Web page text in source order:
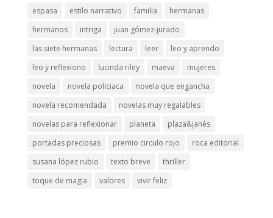
espasa
estilo narrativo familia
hermanas
hermanos
intriga
juan gómez-jurado
las siete hermanas
lectura leer
leo y aprendo
leo y reflexiono
lucinda riley maeva
mujeres
novela
novela policiaca
novela que engancha
novela recomendada
novelas muy regalables
novelas para reflexionar
planeta
plaza&janés
portadas preciosas
premio circulo rojo
roca editorial
susana lópez rubio
texto breve
thriller
toque de magia
valores vivir feliz